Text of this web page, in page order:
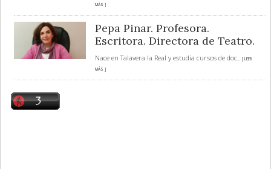
MÁS ]
Pepa Pinar. Profesora.
Escritora. Directora de Teatro.
Nace en Talavera la Real y estudia cursos de doc... [ LEER
MÁS ]